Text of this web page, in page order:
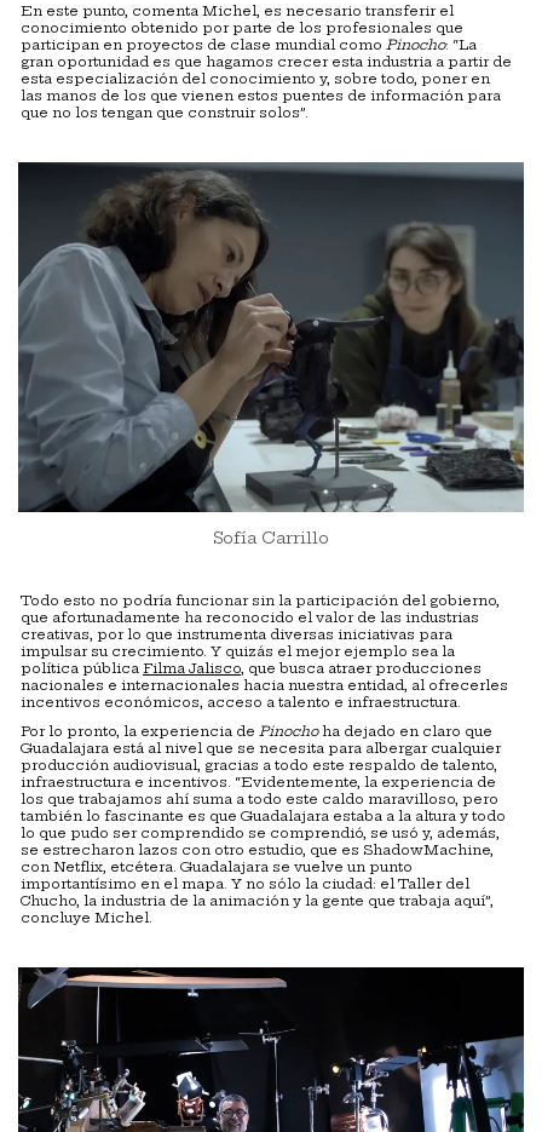
En este punto, comenta Michel, es necesario transferir el
conocimiento obtenido por parte de los profesionales que
participan en proyectos de clase mundial como Pinocho: “La
gran oportunidad es que hagamos crecer esta industria a partir de
esta especialización del conocimiento y, sobre todo, poner en
las manos de los que vienen estos puentes de información para
que no los tengan que construir solos”.
Sofía Carrillo
Todo esto no podría funcionar sin la participación del gobierno,
que afortunadamente ha reconocido el valor de las industrias
creativas, por lo que instrumenta diversas iniciativas para
impulsar su crecimiento. Y quizás el mejor ejemplo sea la
política pública Filma Jalisco, que busca atraer producciones
nacionales e internacionales hacia nuestra entidad, al ofrecerles
incentivos económicos, acceso a talento e infraestructura.
Por lo pronto, la experiencia de Pinochoha dejado en claro que
Guadalajara está al nivel que se necesita para albergar cualquier
producción audiovisual, gracias a todo este respaldo de talento,
infraestructura e incentivos. “Evidentemente, la experiencia de
los que trabajamos ahí suma a todo este caldo maravilloso, pero
también lo fascinante es que Guadalajara estaba a la altura y todo
lo que pudo ser comprendido se comprendió, se usó y, además,
se estrecharon lazos con otro estudio, que es ShadowMachine,
con Netflix, etcétera. Guadalajara se vuelve un punto
importantísimo en el mapa. Y no sólo la ciudad: el Taller del
Chucho, la industria de la animación y la gente que trabaja aquí”,
concluye Michel.